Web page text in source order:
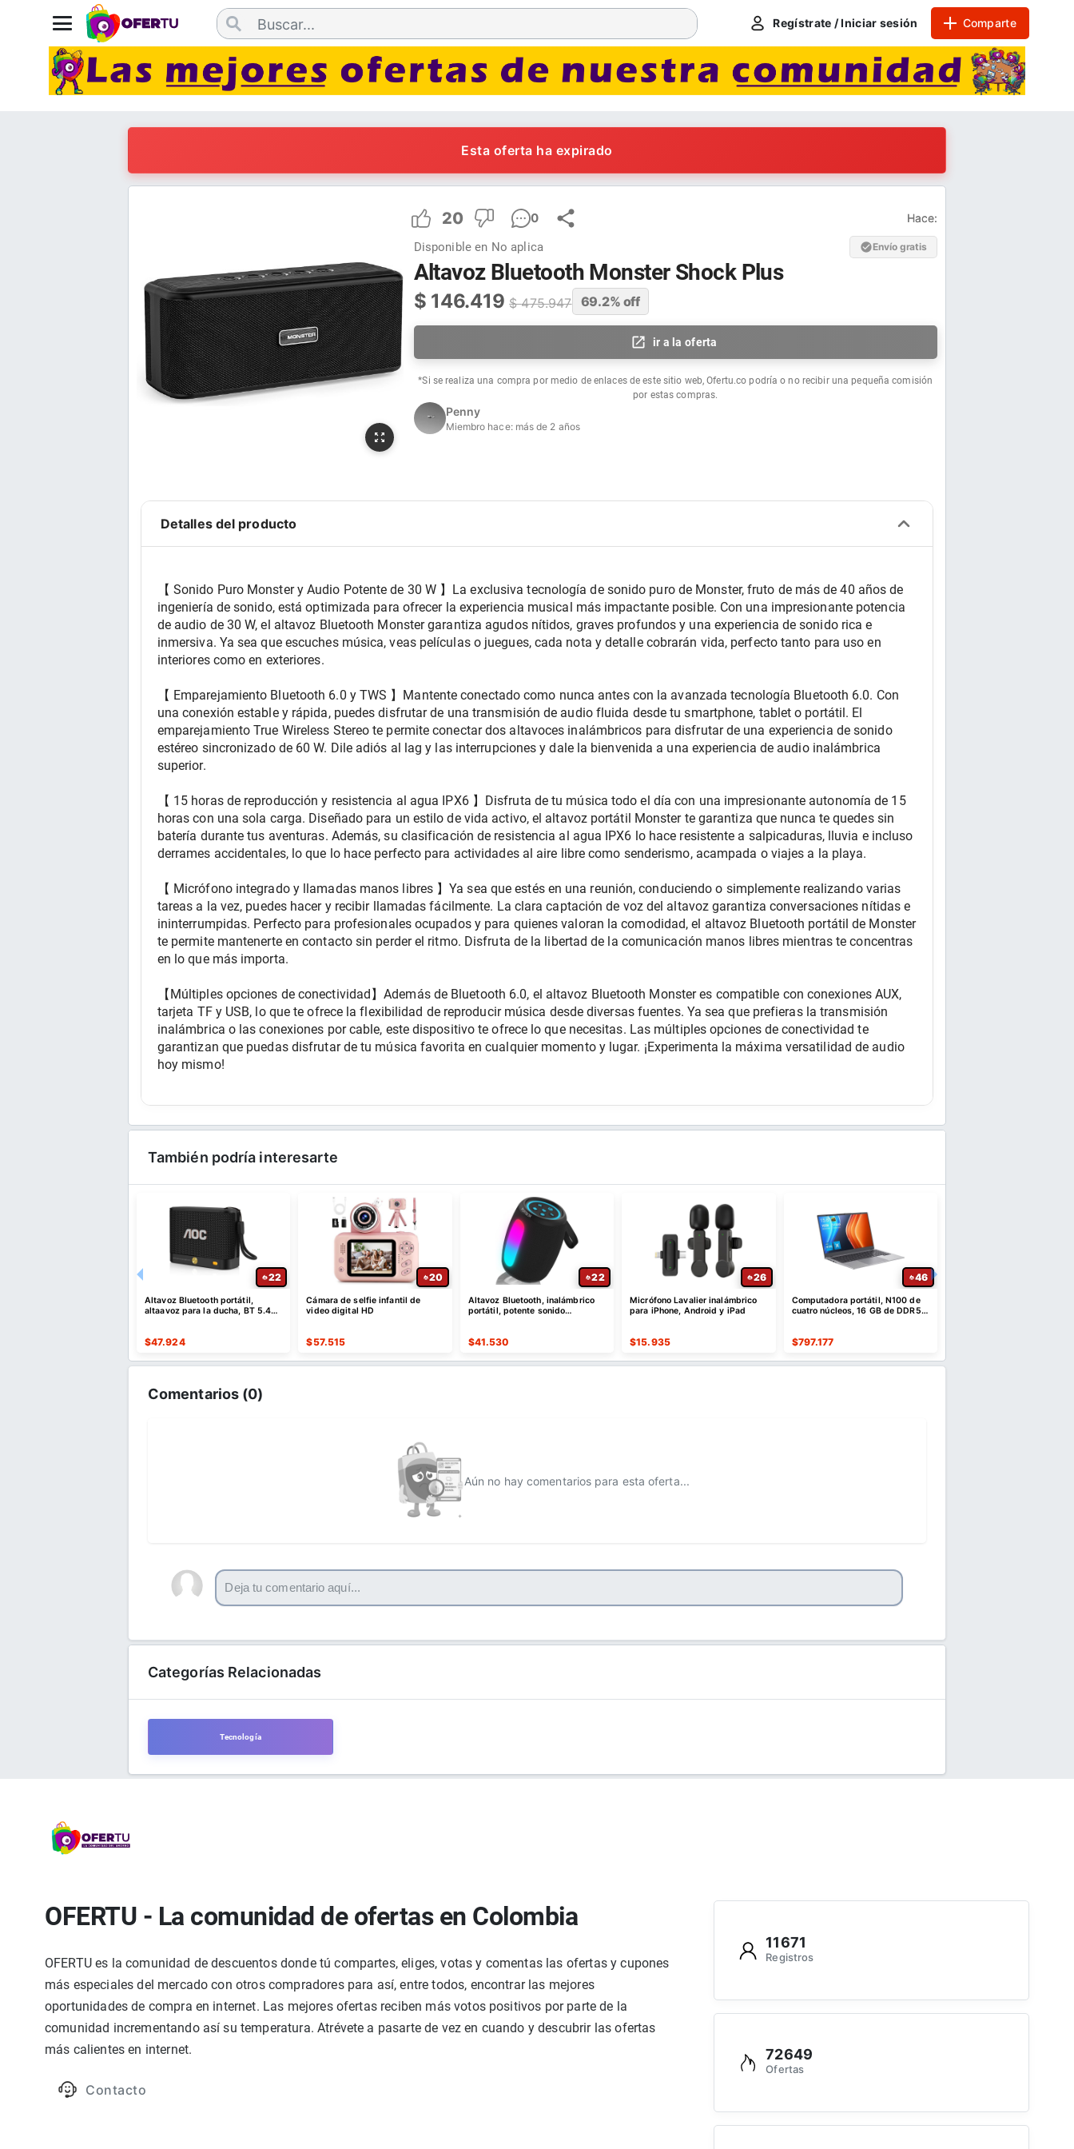
Regístrate / Iniciar sesión Comparte
Esta oferta ha expirado
20 0 Hace:
Disponible en No aplica Envío gratis
Altavoz Bluetooth Monster Shock Plus
$ 146.419 $475.947 69.2% off
ir a la oferta
*Si se realiza una compra por medio de enlaces de este sitio web, Ofertu.co podría o no recibir una pequeña comisión
por estas compras.
Penny
Miembro hace: más de 2 años
Detalles del producto
【 Sonido Puro Monster y Audio Potente de 30 W 】La exclusiva tecnología de sonido puro de Monster, fruto de más de 40 años de
ingeniería de sonido, está optimizada para ofrecer la experiencia musical más impactante posible. Con una impresionante potencia
de audio de 30 W, el altavoz Bluetooth Monster garantiza agudos nítidos, graves profundos y una experiencia de sonido rica e
inmersiva. Ya sea que escuches música, veas películas o juegues, cada nota y detalle cobrarán vida, perfecto tanto para uso en
interiores como en exteriores.
【 Emparejamiento Bluetooth 6.0 y TWS 】Mantente conectado como nunca antes con la avanzada tecnología Bluetooth 6.0. Con
una conexión estable y rápida, puedes disfrutar de una transmisión de audio fluida desde tu smartphone, tablet o portátil. El
emparejamiento True Wireless Stereo te permite conectar dos altavoces inalámbricos para disfrutar de una experiencia de sonido
estéreo sincronizado de 60 W. Dile adiós al lag y las interrupciones y dale la bienvenida a una experiencia de audio inalámbrica
superior.
【 15 horas de reproducción y resistencia al agua IPX6 】Disfruta de tu música todo el día con una impresionante autonomía de 15
horas con una sola carga. Diseñado para un estilo de vida activo, el altavoz portátil Monster te garantiza que nunca te quedes sin
batería durante tus aventuras. Además, su clasificación de resistencia al agua IPX6 lo hace resistente a salpicaduras, lluvia e incluso
derrames accidentales, lo que lo hace perfecto para actividades al aire libre como senderismo, acampada o viajes a la playa.
【 Micrófono integrado y llamadas manos libres 】Ya sea que estés en una reunión, conduciendo o simplemente realizando varias
tareas a la vez, puedes hacer y recibir llamadas fácilmente. La clara captación de voz del altavoz garantiza conversaciones nítidas e
ininterrumpidas. Perfecto para profesionales ocupados y para quienes valoran la comodidad, el altavoz Bluetooth portátil de Monster
te permite mantenerte en contacto sin perder el ritmo. Disfruta de la libertad de la comunicación manos libres mientras te concentras
en lo que más importa.
【Múltiples opciones de conectividad】Además de Bluetooth 6.0, el altavoz Bluetooth Monster es compatible con conexiones AUX,
tarjeta TF y USB, lo que te ofrece la flexibilidad de reproducir música desde diversas fuentes. Ya sea que prefieras la transmisión
inalámbrica o las conexiones por cable, este dispositivo te ofrece lo que necesitas. Las múltiples opciones de conectividad te
garantizan que puedas disfrutar de tu música favorita en cualquier momento y lugar. ¡Experimenta la máxima versatilidad de audio
hoy mismo!
También podría interesarte
22
Altavoz Bluetooth portátil,
altaavoz para la ducha, BT 5.4
$47.924
20
Cámara de selfie infantil de
video digital HD
$57.515
22
Altavoz Bluetooth, inalámbrico
portátil, potente sonido
$41.530
26
Micrófono Lavalier inalámbrico
para iPhone, Android y iPad
$15.935
46
Computadora portátil, N100 de
cuatro núcleos, 16 GB de DDR5 y
$797.177
Comentarios (0)
Aún no hay comentarios para esta oferta...
Categorías Relacionadas
Tecnología
OFERTU - La comunidad de ofertas en Colombia
OFERTU es la comunidad de descuentos donde tú compartes, eliges, votas y comentas las ofertas y cupones
más especiales del mercado con otros compradores para así, entre todos, encontrar las mejores
oportunidades de compra en internet. Las mejores ofertas reciben más votos positivos por parte de la
comunidad incrementando así su temperatura. Atrévete a pasarte de vez en cuando y descubrir las ofertas
más calientes en internet.
Contacto
11671
Registros
72649
Ofertas